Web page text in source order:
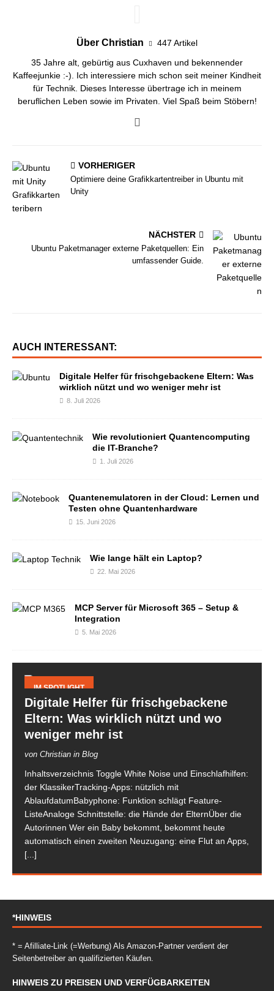
Über Christian 447 Artikel
35 Jahre alt, gebürtig aus Cuxhaven und bekennender
Kaffeejunkie :-). Ich interessiere mich schon seit meiner Kindheit
für Technik. Dieses Interesse übertrage ich in meinem
beruflichen Leben sowie im Privaten. Viel Spaß beim Stöbern!
VORHERIGER
Optimiere deine Grafikkartentreiber in Ubuntu mit
Unity
NÄCHSTER
Ubuntu Paketmanager externe Paketquellen: Ein
umfassender Guide.
AUCH INTERESSANT:
Digitale Helfer für frischgebackene Eltern: Was
wirklich nützt und wo weniger mehr ist
8. Juli 2026
Wie revolutioniert Quantencomputing
die IT-Branche?
1. Juli 2026
Quantenemulatoren in der Cloud: Lernen und
Testen ohne Quantenhardware
15. Juni 2026
Wie lange hält ein Laptop?
22. Mai 2026
MCP Server für Microsoft 365 – Setup &
Integration
5. Mai 2026
IM SPOTLIGHT
Digitale Helfer für frischgebackene
Eltern: Was wirklich nützt und wo
weniger mehr ist
von Christian in Blog
Inhaltsverzeichnis Toggle White Noise und Einschlafhilfen:
der KlassikerTracking-Apps: nützlich mit
AblaufdatumBabyphone: Funktion schlägt Feature-
ListeAnaloge Schnittstelle: die Hände der ElternÜber die
Autorinnen Wer ein Baby bekommt, bekommt heute
automatisch einen zweiten Neuzugang: eine Flut an Apps,
[...]
*HINWEIS
* = Afilliate-Link (=Werbung) Als Amazon-Partner verdient der
Seitenbetreiber an qualifizierten Käufen.
HINWEIS ZU PREISEN UND VERFÜGBARKEITEN